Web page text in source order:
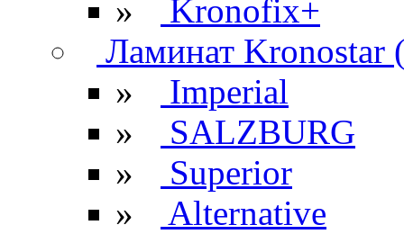
»
Kronofix+
Ламинат Kronostar
»
Imperial
»
SALZBURG
»
Superior
»
Alternative